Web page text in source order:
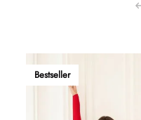
Bestseller